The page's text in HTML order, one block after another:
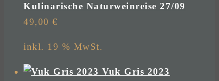
Kulinarische Naturweinreise 27/09
49,00 €
inkl. 19 % MwSt.
Vuk Gris 2023